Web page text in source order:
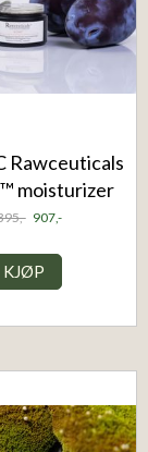
Rawceuticals
moisturizer
907,-
KJØP